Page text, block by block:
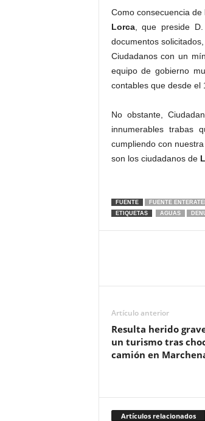
Como consecuencia
Lorca, que preside D.
documentos
Ciudadanos con un
equipo de gobierno
contables que desde el
No obstante,
innumerables trabas
cumpliendo con
son los ciudadanos de
FUENTE
FUENTE
ETIQUETAS
AGUAS
Artículo anterior
Resulta herido
un turismo tras
camión en
Artículos relacionados